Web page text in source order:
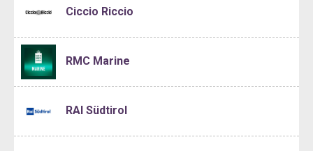
Ciccio Riccio
RMC Marine
RAI Südtirol